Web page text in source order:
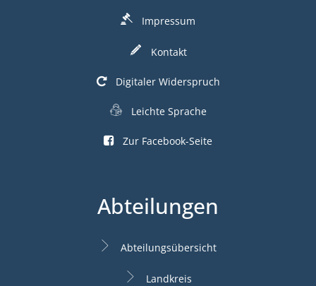
Impressum
Kontakt
Digitaler Widerspruch
Leichte Sprache
Zur Facebook-Seite
Abteilungen
Abteilungsübersicht
Landkreis